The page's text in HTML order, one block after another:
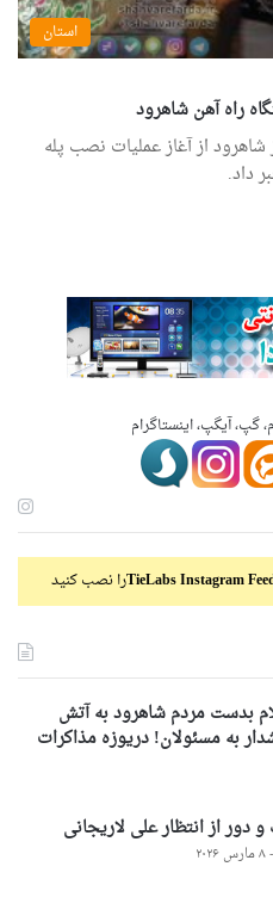
استان
راه آهن شاهرود
آهن شمالشرق (1) مرکز شاهرود از آغاز عملیات نصب پله
داد.
گپ، آیگپ، اینستاگرام
TieLabs Instagramرا نصب کنید
بدست مردم شاهرود به آتش
به مسئولان! دریوزه مذاکرات
از انتظار علی لاریجانی